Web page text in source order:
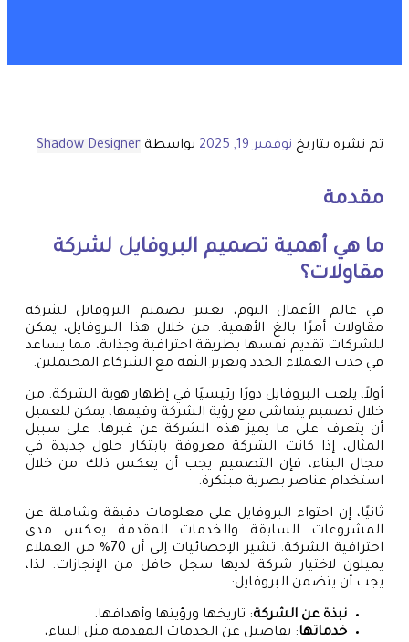
تم نشره بتاريخ نوفمبر 19, 2025 بواسطة Shadow Designer
مقدمة
ما هي أهمية تصميم البروفايل لشركة
مقاولات؟
في عالم الأعمال اليوم، يعتبر تصميم البروفايل لشركة
مقاولات أمرًا بالغ الأهمية. من خلال هذا البروفايل، يمكن
للشركات تقديم نفسها بطريقة احترافية وجذابة، مما يساعد
في جذب العملاء الجدد وتعزيز الثقة مع الشركاء المحتملين.
أولاً، يلعب البروفايل دورًا رئيسيًا في إظهار هوية الشركة. من
خلال تصميم يتماشى مع رؤية الشركة وقيمها، يمكن للعميل
أن يتعرف على ما يميز هذه الشركة عن غيرها. على سبيل
المثال، إذا كانت الشركة معروفة بابتكار حلول جديدة في
مجال البناء، فإن التصميم يجب أن يعكس ذلك من خلال
استخدام عناصر بصرية مبتكرة.
ثانيًا، إن احتواء البروفايل على معلومات دقيقة وشاملة عن
المشروعات السابقة والخدمات المقدمة يعكس مدى
احترافية الشركة. تشير الإحصائيات إلى أن 70% من العملاء
يميلون لاختيار شركة لديها سجل حافل من الإنجازات. لذا،
يجب أن يتضمن البروفايل:
نبذة عن الشركة: تاريخها ورؤيتها وأهدافها.
خدماتها: تفاصيل عن الخدمات المقدمة مثل البناء،